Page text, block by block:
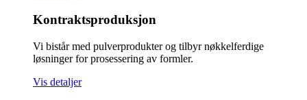
Kontraktsproduksjon
Vi bistår med pulverprodukter og tilbyr nøkkelferdige
løsninger for prosessering av formler.
Vis detaljer